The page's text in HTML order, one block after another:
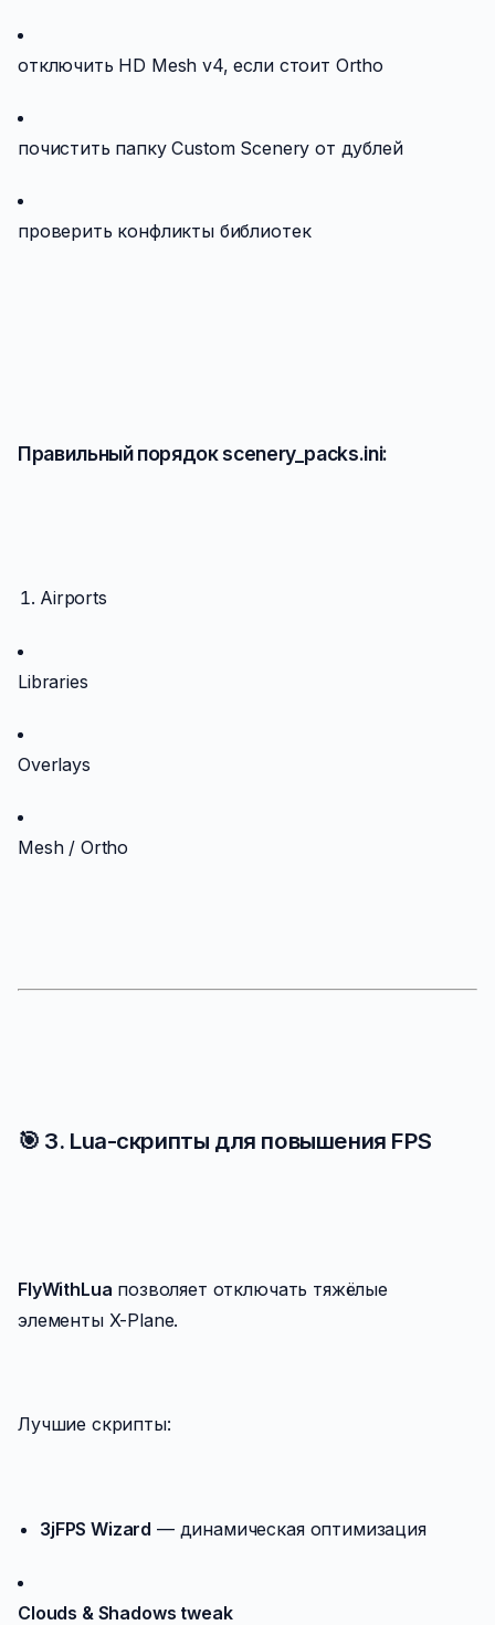
отключить HD Mesh v4, если стоит Ortho
почистить папку Custom Scenery от дублей
проверить конфликты библиотек
Правильный порядок scenery_packs.ini:
Airports
Libraries
Overlays
Mesh / Ortho
🎯 3. Lua-скрипты для повышения FPS
FlyWithLua позволяет отключать тяжёлые
элементы X-Plane.
Лучшие скрипты:
3jFPS Wizard — динамическая оптимизация
Clouds & Shadows tweak